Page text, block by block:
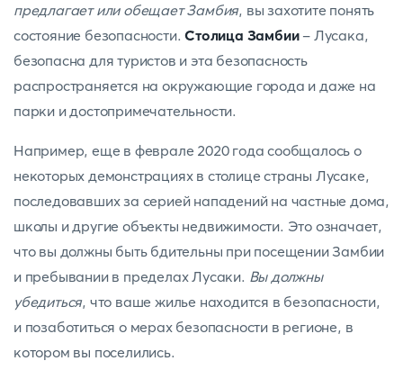
предлагает или обещает Замбия, вы захотите понять
состояние безопасности.Столица Замбии - Лусака,
безопасна для туристов и эта безопасность
распространяется на окружающие города и даже на
парки и достопримечательности.
Например, еще в феврале 2020 года сообщалось о
некоторых демонстрациях в столице страны Лусаке,
последовавших за серией нападений на частные дома,
школы и другие объекты недвижимости. Это означает,
что вы должны быть бдительны при посещении Замбии
и пребывании в пределах Лусаки. Вы должны
убедиться, что ваше жилье находится в безопасности,
и позаботиться о мерах безопасности в регионе, в
котором вы поселились.